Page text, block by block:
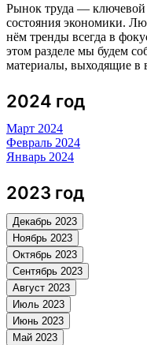
Рынок труда —
состояния экономики.
нём тренды всегда в
этом разделе мы будем
материалы, выходящие
2024 год
Март 2024
Февраль 2024
Январь 2024
2023 год
Декабрь 2023
Ноябрь 2023
Октябрь 2023
Сентябрь 2023
Август 2023
Июль 2023
Июнь 2023
Май 2023